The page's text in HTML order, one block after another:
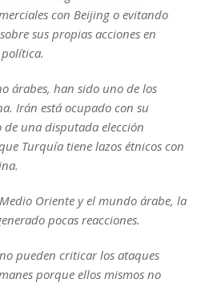
con Beijing o evitando
sus propias acciones en
árabes, han sido uno de los
Irán está ocupado con su
una disputada elección
Turquía tiene lazos étnicos con
Oriente y el mundo árabe, la
pocas reacciones.
pueden criticar los ataques
porque ellos mismos no